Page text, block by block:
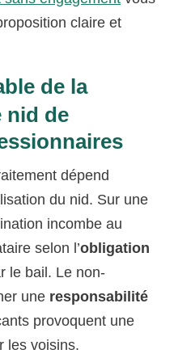
claire et
de la
nid de
dépend
du nid. Sur une
incombe au
selon l’obligation
le bail. Le non-
une responsabilité
provoquent une
les voisins.